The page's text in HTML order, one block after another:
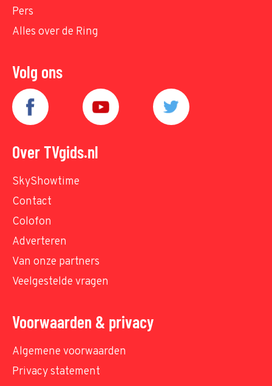
Pers
Alles over de Ring
Volg ons
Over TVgids.nl
SkyShowtime
Contact
Colofon
Adverteren
Van onze partners
Veelgestelde vragen
Voorwaarden & privacy
Algemene voorwaarden
Privacy statement